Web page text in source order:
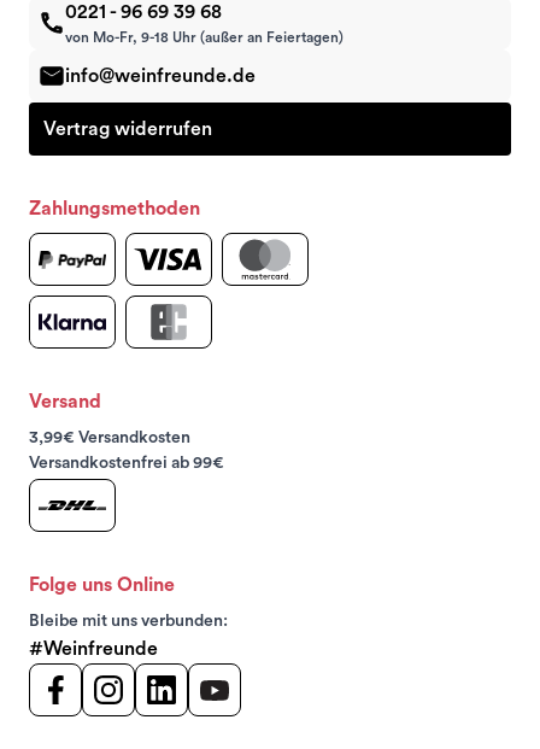
0221 - 96 69 39 68
von Mo-Fr, 9-18 Uhr (außer an Feiertagen)
info@weinfreunde.de
Vertrag widerrufen
Zahlungsmethoden
Versand
3,99€ Versandkosten
Versandkostenfrei ab 99€
Folge uns Online
Bleibe mit uns verbunden:
#Weinfreunde